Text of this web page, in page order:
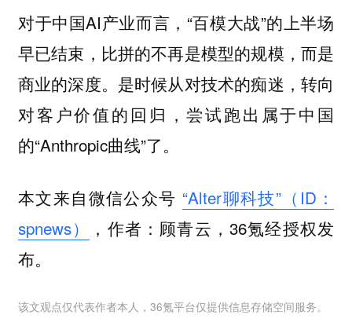
对于中国AI产业而言，“百模大战”的上半场
早已结束，比拼的不再是模型的规模，而是
商业的深度。是时候从对技术的痴迷，转向
对客户价值的回归，尝试跑出属于中国
的“Anthropic曲线”了。
本文来自微信公众号 “Alter聊科技”（ID：
spnews）
，作者：顾青云，36氪经授权发
布。
该文观点仅代表作者本人，36氪平台仅提供信息存储空间服务。